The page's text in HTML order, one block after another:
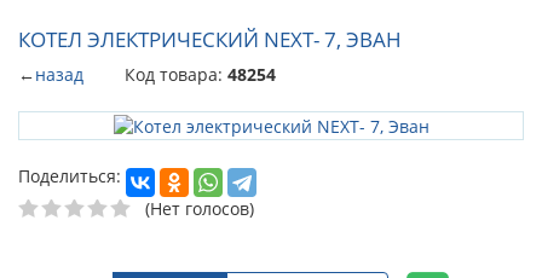
КОТЕЛ ЭЛЕКТРИЧЕСКИЙ NEXT- 7, ЭВАН
←назад Код товара: 48254
Поделиться:
(Нет голосов)